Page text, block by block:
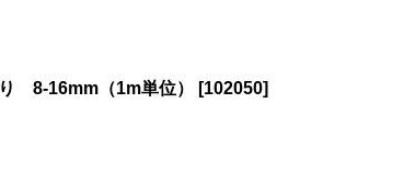
8-16mm（1m単位） [102050]